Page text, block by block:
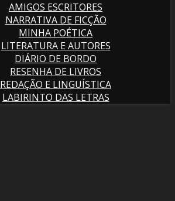
AMIGOS ESCRITORES
NARRATIVA DE FICÇÃO
MINHA POÉTICA
LITERATURA E AUTORES
DIÁRIO DE BORDO
RESENHA DE LIVROS
REDAÇÃO E LINGUÍSTICA
LABIRINTO DAS LETRAS